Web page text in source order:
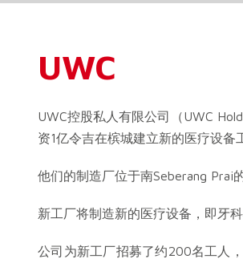
UWC
UWC控股私人有限公司（UWC
资1亿令吉在槟城建立新的医疗设备
他们的制造厂位于南Seberang Prai
新工厂将制造新的医疗设备，即牙
公司为新工厂招募了约200名工人